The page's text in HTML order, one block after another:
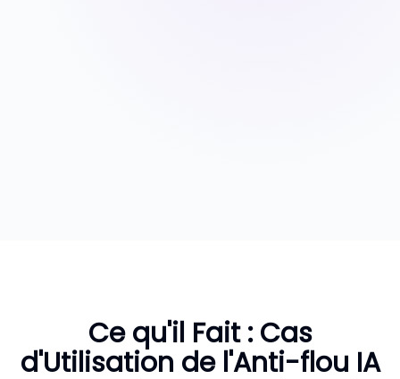
Ce qu'il Fait : Cas
d'Utilisation de l'Anti-flou IA